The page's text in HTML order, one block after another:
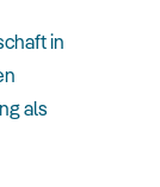
in
als